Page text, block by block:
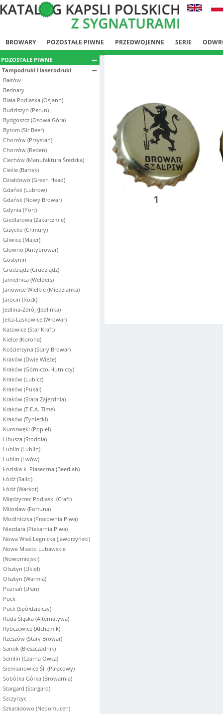
BROWARY POZOSTAŁE PIWNE PRZEDWOJENNE SERIE
POZOSTAŁE PIWNE
Tampodruki i laserodruki
Bałtów
Bednary
Biała Podlaska (Osjann)
Budziszyn (Perun)
Bydgoszcz (Osowa Góra)
Bytom (Sir Beer)
Chorzów (Przystań)
Chorzów (Reden)
Ciechów (Manufaktura Średzka)
Cieśle (Bartek)
Działdowo (Green Head)
Gdańsk (Lubrow)
Gdańsk (Nowy Browar)
Gdynia (Port)
Giedlarowa (Zakarczmie)
Giżycko (Chmury)
Gliwice (Majer)
Głowno (Antybrowar)
Gostynin
Grudziądz (Grudziądz)
Jamielnica (Welders)
Janowice Wielkie (Miedzianka)
Jarocin (Rock)
Jedlina-Zdrój (Jedlinka)
Jelcz-Laskowice (Wrowar)
Katowice (Star Kraft)
Kielce (Korona)
Kościerzyna (Stary Browar)
Kraków (Dwie Wieże)
Kraków (Górniczo-Hutniczy)
Kraków (Lubicz)
Kraków (Pukal)
Kraków (Stara Zajezdnia)
Kraków (T.E.A. Time)
Kraków (Tyniecki)
Kurozwęki (Popiel)
Libusza (Stodoła)
Lublin (Lublin)
Lublin (Lwów)
Łoziska k. Piaseczna (BeerLab)
Łódź (Salio)
Łódź (Warkot)
Międzyrzec Podlaski (Craft)
Miłoslaw (Fortuna)
Modlniczka (Pracownia Piwa)
Niezdara (Piekarnia Piwa)
Nowa Wieś Legnicka (Jaworzyński)
Nowe Miasto Lubawskie
(Nowomiejski)
Olsztyn (Ukiel)
Olsztyn (Warmia)
Poznań (Ułan)
Puck
Puck (Spółdzielczy)
Ruda Śląska (Alternatywa)
Rybczewice (Alchemik)
Rzeszów (Stary Browar)
Sanok (Bieszczadnik)
Semlin (Czarna Owca)
Siemianowice Śl. (Pałacowy)
Sobótka Górka (Browarnia)
Stargard (Stargard)
Szczyrzyc
Szkaradowo (Nepomucen)
1